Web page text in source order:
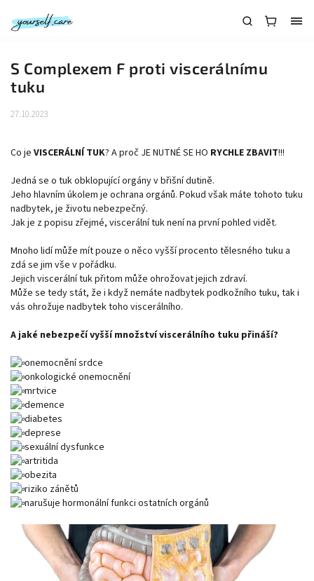
S Complexem F proti viscerálnímu
tuku
27.10.2023
Co je VISCERÁLNÍ TUK? A proč JE NUTNÉ SE HO RYCHLE ZBAVIT!!!
Jedná se o tuk obklopující orgány v břišní dutině.
Jeho hlavním úkolem je ochrana orgánů. Pokud však máte tohoto tuku
nadbytek, je životu nebezpečný.
Jak je z popisu zřejmé, viscerální tuk není na první pohled vidět.
Mnoho lidí může mít pouze o něco vyšší procento tělesného tuku a
zdá se jim vše v pořádku.
Jejich viscerální tuk přitom může ohrožovat jejich zdraví.
Může se tedy stát, že i když nemáte nadbytek podkožního tuku, tak i
vás ohrožuje nadbytek toho viscerálního.
A jaké nebezpečí vyšší množství viscerálního tuku přináší?
onemocnění srdce
onkologické onemocnění
mrtvice
demence
diabetes
deprese
sexuální dysfunkce
artritida
obezita
riziko zánětů
narušuje hormonální funkci ostatních orgánů